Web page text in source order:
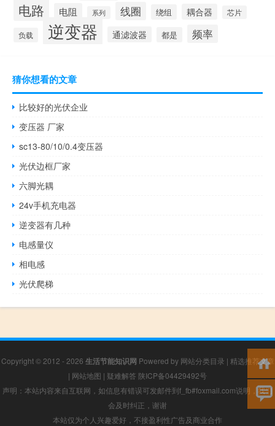
电路 电阻 系列 线圈 绕组 耦合器 芯片
负载 逆变器 通滤波器 都是 频率
猜你想看的文章
比较好的光伏企业
变压器 厂家
sc13-80/10/0.4变压器
光伏边框厂家
六脚光耦
24v手机充电器
逆变器有几种
电感量仪
相电感
光伏爬梯
Copyright © 2012 - 2026 生活节能知识网 Powered by 网站分类目录 | 精选推荐文章
| 网站地图 | 疑难解答 陕ICP备04429492号
声明：本站内容来自互联网，如信息有错误可发邮件到f_fb#foxmail.com说明，我们
会及时纠正，谢谢
本站仅为个人兴趣爱好，不接盈利性广告及商业合作